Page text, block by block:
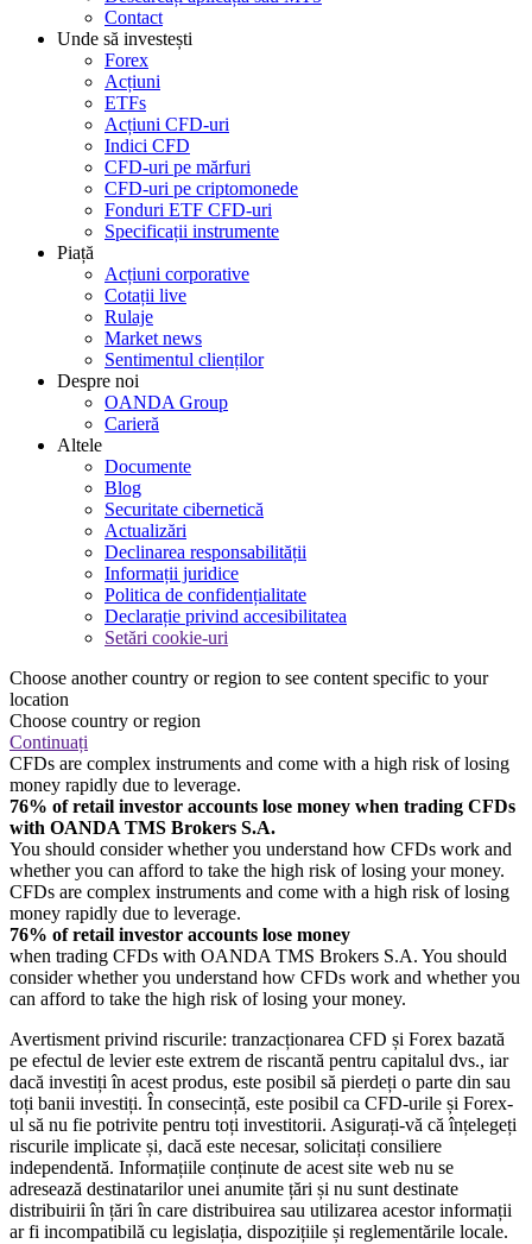
Contact
Unde să investești
Forex
Acțiuni
ETFs
Acțiuni CFD-uri
Indici CFD
CFD-uri pe mărfuri
CFD-uri pe criptomonede
Fonduri ETF CFD-uri
Specificații instrumente
Piață
Acțiuni corporative
Cotații live
Rulaje
Market news
Sentimentul clienților
Despre noi
OANDA Group
Carieră
Altele
Documente
Blog
Securitate cibernetică
Actualizări
Declinarea responsabilității
Informații juridice
Politica de confidențialitate
Declarație privind accesibilitatea
Setări cookie-uri
Choose another country or region to see content specific to your
location
Choose country or region
Continuați
CFDs are complex instruments and come with a high risk of losing
money rapidly due to leverage.
76% of retail investor accounts lose money when trading CFDs
with OANDA TMS Brokers S.A.
You should consider whether you understand how CFDs work and
whether you can afford to take the high risk of losing your money.
CFDs are complex instruments and come with a high risk of losing
money rapidly due to leverage.
76% of retail investor accounts lose money
when trading CFDs with OANDA TMS Brokers S.A. You should
consider whether you understand how CFDs work and whether you
can afford to take the high risk of losing your money.
Avertisment privind riscurile: tranzacționarea CFD și Forex bazată
pe efectul de levier este extrem de riscantă pentru capitalul dvs., iar
dacă investiți în acest produs, este posibil să pierdeți o parte din sau
toți banii investiți. În consecință, este posibil ca CFD-urile și Forex-
ul să nu fie potrivite pentru toți investitorii. Asigurați-vă că înțelegeți
riscurile implicate și, dacă este necesar, solicitați consiliere
independentă. Informațiile conținute de acest site web nu se
adresează destinatarilor unei anumite țări și nu sunt destinate
distribuirii în țări în care distribuirea sau utilizarea acestor informații
ar fi incompatibilă cu legislația, dispozițiile și reglementările locale.